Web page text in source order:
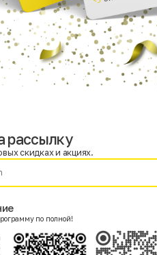
рассылку
скидках и акциях.
по полной!